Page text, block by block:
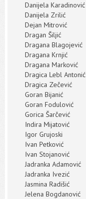
Danijela Karadinović
Danijela Zrilić
Dejan Mitrović
Dragan Šiljić
Dragana Blagojević
Dragana Krnjić
Dragana Marković
Dragica Lebl Antonić
Dragica Zečević
Goran Bijanić
Goran Fodulović
Gorica Šarčević
Indira Mijatović
Igor Grujoski
Ivan Petković
Ivan Stojanović
Jadranka Adamović
Jadranka Ivezić
Jasmina Radišić
Jelena Bogdanović